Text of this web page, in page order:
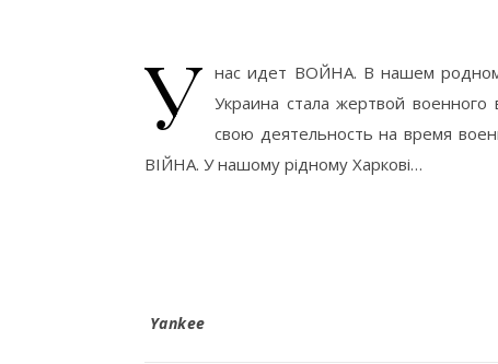
У нас идет ВОЙНА. В нашем родном
Украина стала жертвой
свою деятельность на время
ВІЙНА. У нашому рідному Харкові…
Yankee